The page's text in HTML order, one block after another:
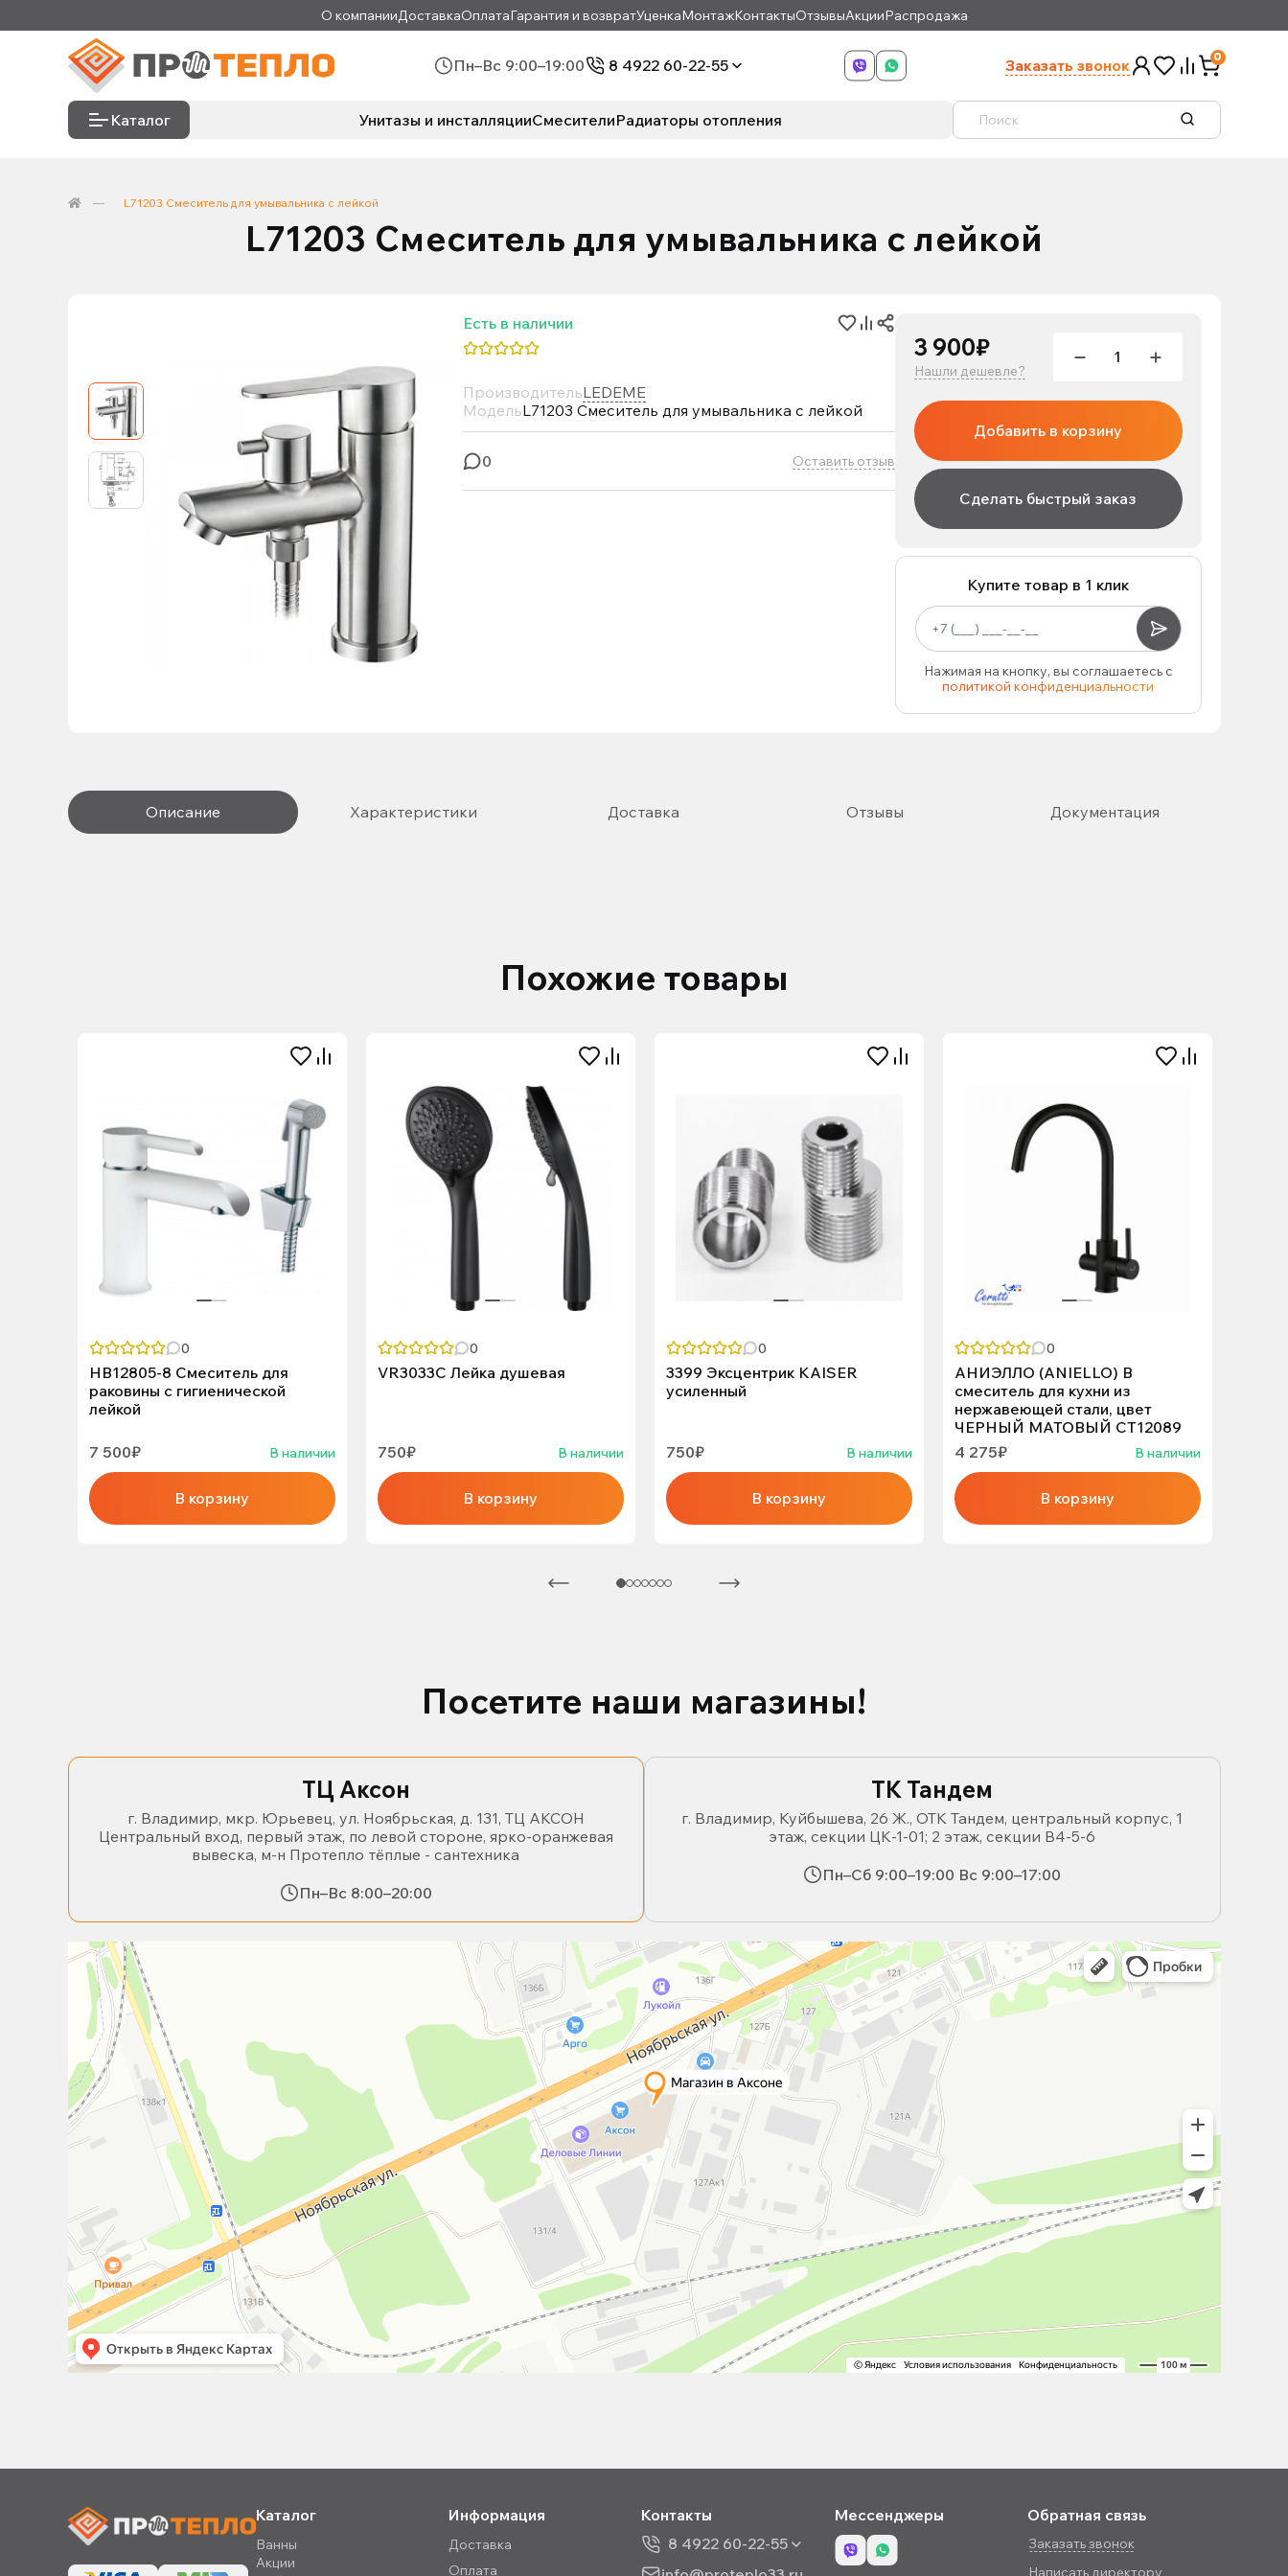
О компанииДоставкаОплатаГарантия и возвратУценкаМонтажКонтактыОтзывыАкцииРаспродажа
Пн–Вс 9:00–19:00 8 4922 60-22-55 Заказать звонок 0
Каталог Унитазы и инсталляцииСмесителиРадиаторы отопления
L71203 Смеситель для умывальника с лейкой
L71203 Смеситель для умывальника с лейкой
Есть в наличии
ПроизводительLEDEME
МодельL71203 Смеситель для умывальника с лейкой
0 Оставить отзыв
3 900₽
Нашли дешевле?
Добавить в корзину
Сделать быстрый заказ
Купите товар в 1 клик
Нажимая на кнопку, вы соглашаетесь с
политикой конфиденциальности
Описание Характеристики Доставка Отзывы Документация
Похожие товары
0
HB12805-8 Смеситель для
раковины с гигиенической
лейкой
7 500₽ В наличии
В корзину
0
VR3033С Лейка душевая
750₽ В наличии
В корзину
0
3399 Эксцентрик KAISER
усиленный
750₽ В наличии
В корзину
0
АНИЭЛЛО (ANIELLO) B
смеситель для кухни из
нержавеющей стали, цвет
ЧЕРНЫЙ МАТОВЫЙ CT12089
4 275₽
В наличии
В корзину
Посетите наши магазины!
ТЦ Аксон
г. Владимир, мкр. Юрьевец, ул. Ноябрьская, д. 131, ТЦ АКСОН
Центральный вход, первый этаж, по левой стороне, ярко-оранжевая
вывеска, м-н Протепло тёплые - сантехника
Пн–Вс 8:00–20:00
ТК Тандем
г. Владимир, Куйбышева, 26 Ж., ОТК Тандем, центральный корпус, 1
этаж, секции ЦК-1-01; 2 этаж, секции В4-5-6
Пн–Сб 9:00–19:00 Вс 9:00–17:00
Каталог
Ванны
Акции
Информация
Доставка
Оплата
Контакты
8 4922 60-22-55
Мессенджеры Обратная связь
Заказать звонок
Написать директору